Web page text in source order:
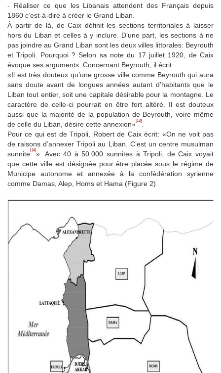
- Réaliser ce que les Libanais attendent des Français depuis
1860 c’est-à-dire à créer le Grand Liban.
À partir de là, de Caix définit les sections territoriales à laisser
hors du Liban et celles à y inclure. D’une part, les sections à ne
pas joindre au Grand Liban sont les deux villes littorales: Beyrouth
et Tripoli. Pourquoi ? Selon sa note du 17 juillet 1920, de Caix
évoque ses arguments. Concernant Beyrouth, il écrit:
«Il est très douteux qu’une grosse ville comme Beyrouth qui aura
sans doute avant de longues années autant d’habitants que le
Liban tout entier, soit une capitale désirable pour la montagne. Le
caractère de celle-ci pourrait en être fort altéré. Il est douteux
aussi que la majorité de la population de Beyrouth, voire même
de celle du Liban, désire cette annexion»[13]
Pour ce qui est de Tripoli, Robert de Caix écrit: «On ne voit pas
de raisons d’annexer Tripoli au Liban. C’est un centre musulman
sunnite[14]». Avec 40 à 50.000 sunnites à Tripoli, de Caix voyait
que cette ville est désignée pour être placée sous le régime de
Municipe autonome et annexée à la confédération syrienne
comme Damas, Alep, Homs et Hama (Figure 2)